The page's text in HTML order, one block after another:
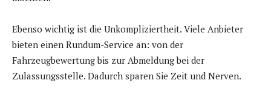
Ebenso wichtig ist die Unkompliziertheit. Viele Anbieter
bieten einen Rundum-Service an: von der
Fahrzeugbewertung bis zur Abmeldung bei der
Zulassungsstelle. Dadurch sparen Sie Zeit und Nerven.